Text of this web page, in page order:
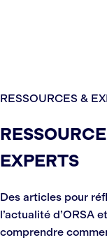
RESSOURCES &
EXPERTS
Des articles pour
l’actualité d’ORSA
comprendre